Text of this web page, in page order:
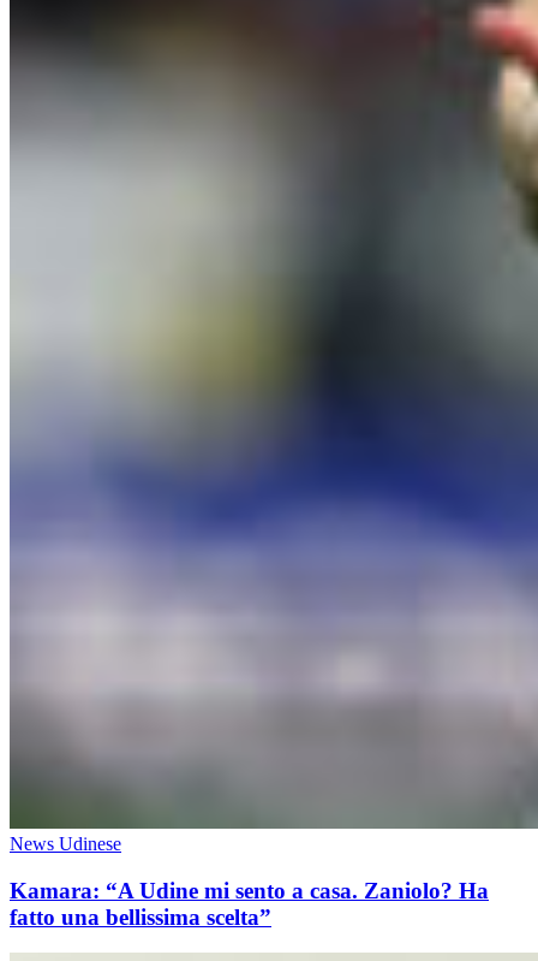
News Udinese
Kamara: “A Udine mi sento a casa. Zaniolo? Ha
fatto una bellissima scelta”